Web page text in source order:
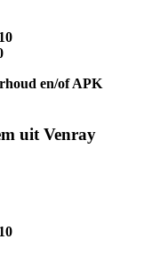
10
en/of APK
uit Venray
10